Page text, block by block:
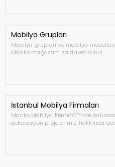
Mobilya Grupları
Mobilya grupları ve mobilya
Masko mağazamıza davetlisiniz.
İstanbul Mobilya Firmaları
Masko Mobilya Kentiâ€™nde
dekorasyon projelerimiz hakkında